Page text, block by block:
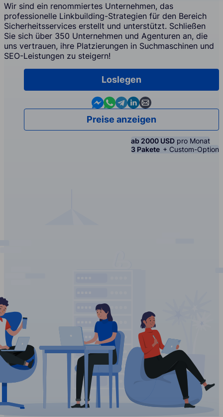
Wir sind ein renommiertes Unternehmen, das
professionelle Linkbuilding-Strategien für den Bereich
Sicherheitsservices erstellt und unterstützt. Schließen
Sie sich über 350 Unternehmen und Agenturen an, die
uns vertrauen, ihre Platzierungen in Suchmaschinen und
SEO-Leistungen zu steigern!
Loslegen
Contact us in Messenger
Contact us in WhatsApp
Contact us in Telegram
Contact us in Linkedin
Contact us by email
Preise anzeigen
ab 2000 USD pro Monat
3 Pakete + Custom-Option